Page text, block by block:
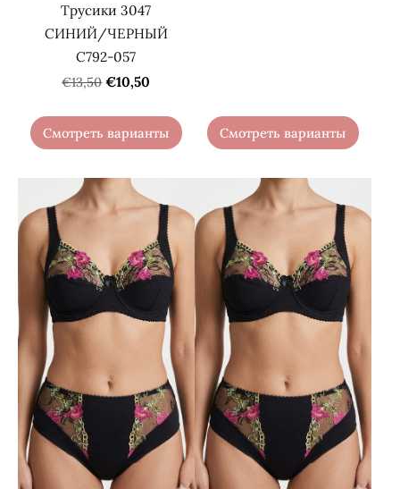
Трусики 3047
СИНИЙ/ЧЕРНЫЙ
С792-057
€13,50 €10,50
Смотреть варианты Смотреть варианты